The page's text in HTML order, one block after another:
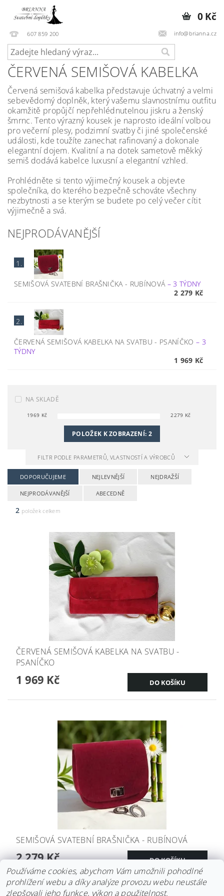
607 859 200 info@brianna.cz
0 Kč
ČERVENÁ SEMIŠOVÁ KABELKA
Červená semišová kabelka představuje úchvatný a velmi
sebevědomý doplněk, který vašemu slavnostnímu outfitu
okamžitě propůjčí nepřehlédnutelnou jiskru a ženský
šmrnc. Tento výrazný kousek je naprosto ideální volbou
pro večerní plesy, podzimní svatby či jiné společenské
události, kde toužíte zanechat rafinovaný a dokonale
elegantní dojem. Kvalitní a na dotek sametově měkký
semiš dodává kabelce luxusní a elegantní vzhled.
Prohlédněte si tento výjimečný kousek a objevte
společníka, do kterého bezpečně schováte všechny
nezbytnosti a se kterým se budete po celý večer cítit
výjimečně a svá.
NEJPRODÁVANĚJŠÍ
1.
SEMIŠOVÁ SVATEBNÍ BRAŠNIČKA - RUBÍNOVÁ –3 TÝDNY
2 279 Kč
2.
ČERVENÁ SEMIŠOVÁ KABELKA NA SVATBU - PSANÍČKO – 3
TÝDNY
1 969 Kč
NA SKLADĚ
1969 Kč 2279 Kč
POLOŽEK K ZOBRAZENÍ: 2
FILTR PODLE PARAMETRŮ, VLASTNOSTÍ A VÝROBCŮ
DOPORUČUJEME NEJLEVNĚJŠÍ NEJDRAŽŠÍ
NEJPRODÁVANĚJŠÍ ABECEDNĚ
2 položek celkem
ČERVENÁ SEMIŠOVÁ KABELKA NA SVATBU -
PSANÍČKO
1 969 Kč
SEMIŠOVÁ SVATEBNÍ BRAŠNIČKA - RUBÍNOVÁ
2 279 Kč
Používáme cookies, abychom Vám umožnili pohodlné
prohlížení webu a díky analýze provozu webu neustále
zlepšovali jeho funkce, výkon a použitelnost.